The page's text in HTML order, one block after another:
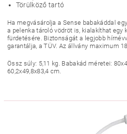
Törülköző tartó
Ha megvásárolja a Sense babakáddal
a pelenka tároló vödröt is, kialakíthat egy
fürdetésére. Biztonságát a legjobb
garantálja, a TÜV. Az állvány maximum
Össz súly: 5,11 kg. Babakád méretei:
60,2x49,8x83,4 cm.